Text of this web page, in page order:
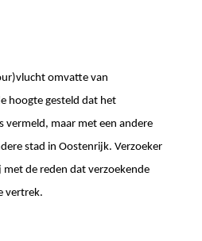
omvatte van
hoogte gesteld dat het
vermeld, maar met een andere
stad in Oostenrijk. Verzoeker
de reden dat verzoekende
vertrek.